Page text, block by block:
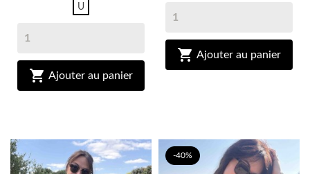
U
 Ajouter au panier
 Ajouter au panier
-40%